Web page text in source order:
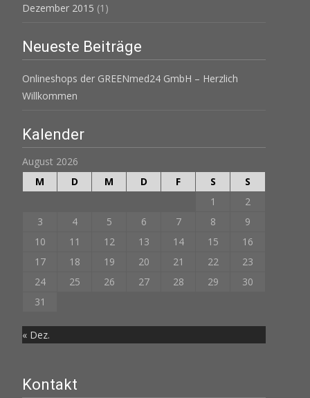
Dezember 2015 (1)
Neueste Beiträge
Onlineshops der GREENmed24 GmbH – Herzlich
Willkommen
Kalender
August 2026
M
D M D F S
S
1
2
3
4 5 6 7 8
9
10
11 12 13 14 15
16
17
18 19 20 21 22
23
24
25 26 27 28 29
30
31
« Dez.
Kontakt